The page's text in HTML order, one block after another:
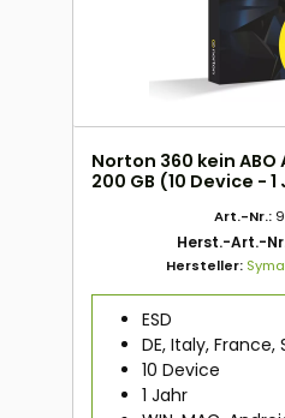
Norton 360 kein
200 GB (10 Device -
Art.-Nr.:
Herst.-Art.-
Hersteller:
ESD
DE, Italy, France,
10 Device
1 Jahr